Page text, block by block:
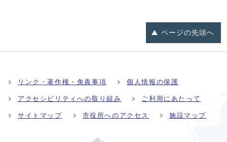
ページの先頭へ
リンク・著作権・免責事項 個人情報の保護
アクセシビリティへの取り組み ご利用にあたって
サイトマップ 市役所へのアクセス 施設マップ